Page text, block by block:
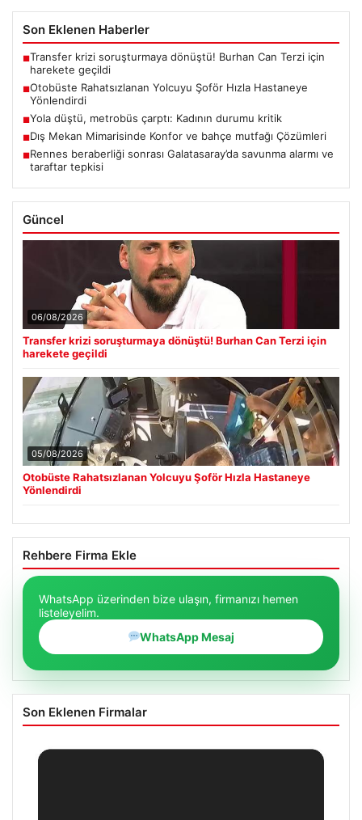
Son Eklenen Haberler
■Transfer krizi soruşturmaya dönüştü! Burhan Can Terzi için
harekete geçildi
■Otobüste Rahatsızlanan Yolcuyu Şoför Hızla Hastaneye
Yönlendirdi
■Yola düştü, metrobüs çarptı: Kadının durumu kritik
■Dış Mekan Mimarisinde Konfor ve bahçe mutfağı Çözümleri
■Rennes beraberliği sonrası Galatasaray’da savunma alarmı ve
taraftar tepkisi
Güncel
06/08/2026
Transfer krizi soruşturmaya dönüştü! Burhan Can Terzi için
harekete geçildi
05/08/2026
Otobüste Rahatsızlanan Yolcuyu Şoför Hızla Hastaneye
Yönlendirdi
Rehbere Firma Ekle
WhatsApp üzerinden bize ulaşın, firmanızı hemen
listeleyelim.
WhatsApp Mesaj
Son Eklenen Firmalar